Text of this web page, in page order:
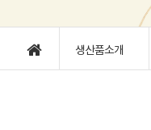
생산품소개